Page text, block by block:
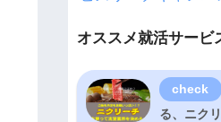
オススメ就活サービ
る、ニク